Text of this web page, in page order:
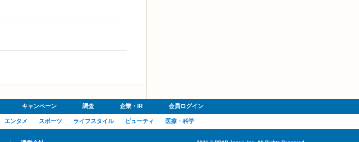
キャンペーン 調査 企業・IR 会員ログイン
エンタメ スポーツ ライフスタイル ビューティ 医療・科学